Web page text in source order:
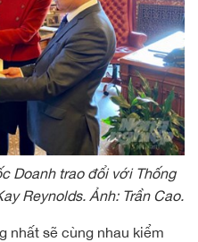
Doanh trao đổi với Thống
Reynolds. Ảnh: Trần Cao.
nhất sẽ cùng nhau kiểm